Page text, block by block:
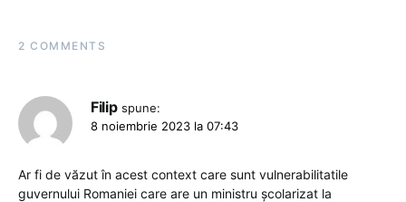
2 COMMENTS
Filip spune:
8 noiembrie 2023 la 07:43
Ar fi de văzut în acest context care sunt vulnerabilitatile
guvernului Romaniei care are un ministru școlarizat la